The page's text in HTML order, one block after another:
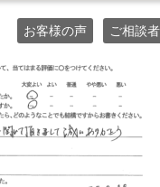
お客様の声 ご相談